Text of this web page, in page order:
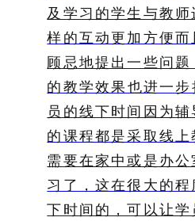
及学习的学生与教
样的互动更加方便
顾忌地提出一些问
的教学效果也进一
员的线下时间因为
的课程都是采取线
需要在家中或是办
习了，这在很大的
下时间的，可以让